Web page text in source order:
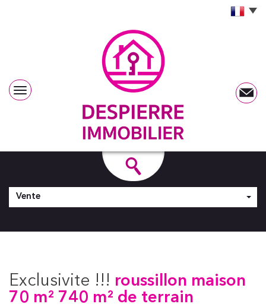
Vente
exclusivite !!! roussillon maison
70 m² 740 m² de terrain